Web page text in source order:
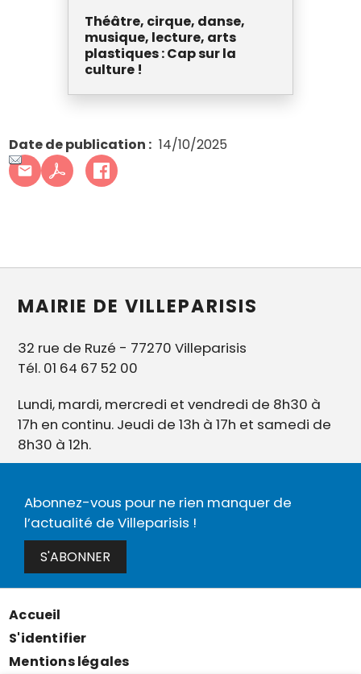
Théâtre, cirque, danse,
musique, lecture, arts
plastiques : Cap sur la
culture !
Date de publication 14/10/2025
MAIRIE DE VILLEPARISIS
32 rue de Ruzé - 77270 Villeparisis
Tél. 01 64 67 52 00
Lundi, mardi, mercredi et vendredi de 8h30 à
17h en continu. Jeudi de 13h à 17h et samedi de
8h30 à 12h.
Abonnez-vous pour ne rien manquer de
l’actualité de Villeparisis !
S'ABONNER
Menu
Pied
Accueil
S'identifier
Mentions légales